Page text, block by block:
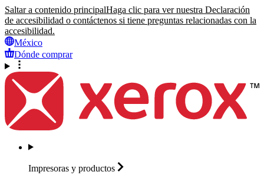
Saltar a contenido principalHaga clic para ver nuestra Declaración
de accesibilidad o contáctenos si tiene preguntas relacionadas con la
accesibilidad.
México
Dónde comprar
Impresoras y productos